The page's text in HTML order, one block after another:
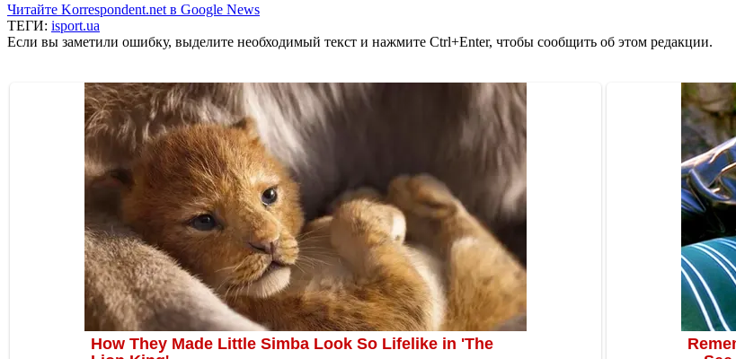
Читайте Korrespondent.net в Google News
ТЕГИ: isport.ua
Если вы заметили ошибку, выделите необходимый текст и нажмите Ctrl+Enter, чтобы сообщить об этом редакции.